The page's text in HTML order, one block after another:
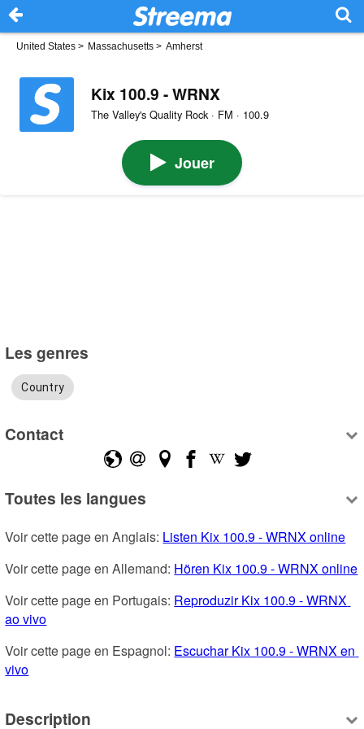
United States > Massachusetts > Amherst
Kix 100.9 - WRNX
The Valley's Quality Rock · FM · 100.9
Jouer
Les genres
Country
Contact
Toutes les langues
Voir cette page en Anglais: Listen Kix 100.9 - WRNX online
Voir cette page en Allemand: Hören Kix 100.9 - WRNX online
Voir cette page en Portugais: Reproduzir Kix 100.9 - WRNX
ao vivo
Voir cette page en Espagnol: Escuchar Kix 100.9 - WRNX en
vivo
Description